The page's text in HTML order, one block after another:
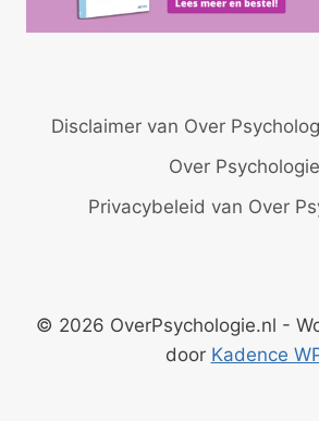
Disclaimer van Over
Over Psychologie
Privacybeleid van Over
© 2026 OverPsychologie.nl -
door Kadence